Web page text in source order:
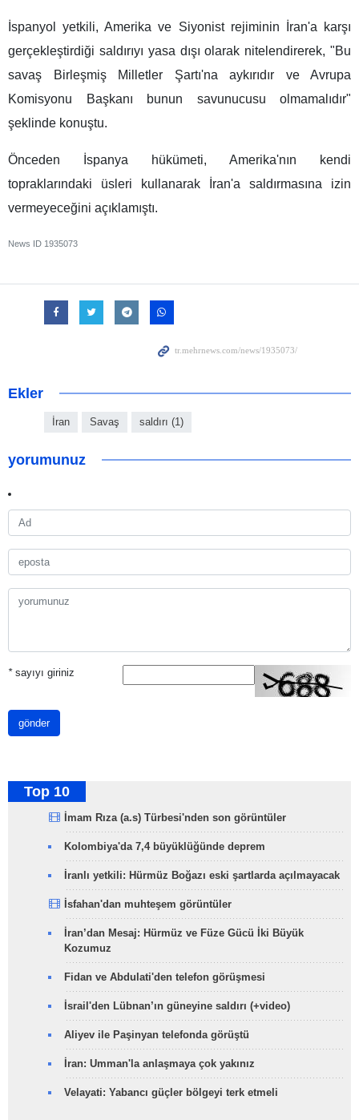
İspanyol yetkili, Amerika ve Siyonist rejiminin İran'a karşı
gerçekleştirdiği saldırıyı yasa dışı olarak nitelendirerek, "Bu
savaş Birleşmiş Milletler Şartı'na aykırıdır ve Avrupa
Komisyonu Başkanı bunun savunucusu olmamalıdır"
şeklinde konuştu.
Önceden İspanya hükümeti, Amerika'nın kendi
topraklarındaki üsleri kullanarak İran'a saldırmasına izin
vermeyeceğini açıklamıştı.
News ID 1935073
Ekler
İran Savaş saldırı (1)
yorumunuz
*sayıyı giriniz
gönder
Top 10
İmam Rıza (a.s) Türbesi'nden son görüntüler
Kolombiya'da 7,4 büyüklüğünde deprem
İranlı yetkili: Hürmüz Boğazı eski şartlarda açılmayacak
İsfahan'dan muhteşem görüntüler
İran’dan Mesaj: Hürmüz ve Füze Gücü İki Büyük
Kozumuz
Fidan ve Abdulati'den telefon görüşmesi
İsrail'den Lübnan’ın güneyine saldırı (+video)
Aliyev ile Paşinyan telefonda görüştü
İran: Umman'la anlaşmaya çok yakınız
Velayati: Yabancı güçler bölgeyi terk etmeli